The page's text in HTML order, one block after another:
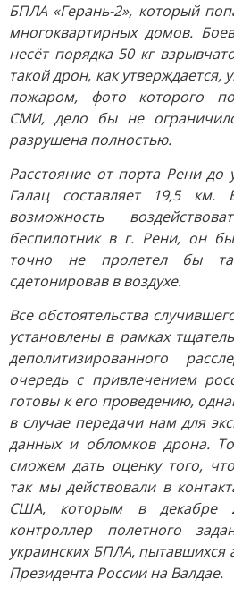
БПЛА «Герань-2», который
многоквартирных домов.
несёт порядка 50 кг
такой дрон, как
пожаром, фото которого
СМИ, дело бы не
разрушена полностью.
Расстояние от порта Рени до
Галац составляет 19,5
возможность
беспилотник в г. Рени, он
точно не пролетел бы
сдетонировав в воздухе.
Все обстоятельства
установлены в рамках
деполитизированного
очередь с привлечением
готовы к его проведению,
в случае передачи нам для
данных и обломков дрона.
сможем дать оценку того,
так мы действовали в
США, которым в декабре
контроллер полетного
украинских БПЛА, пытавшихся
Президента России на Валдае.